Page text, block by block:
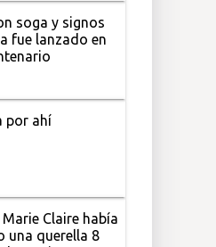
soga y signos
fue lanzado en
por ahí
Marie Claire había
una querella 8